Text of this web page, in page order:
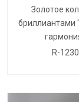
Золотое
бриллиантами
R-1230